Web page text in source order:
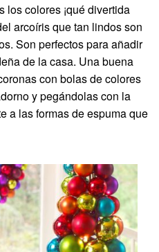
los colores ¡qué divertida
arcoíris que tan lindos son
Son perfectos para añadir
de la casa. Una buena
con bolas de colores
y pegándolas con la
a las formas de espuma que